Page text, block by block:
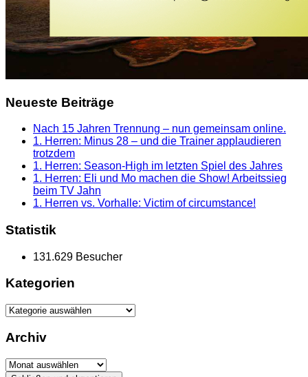
Neueste Beiträge
Nach 15 Jahren Trennung – nun gemeinsam online.
1. Herren: Minus 28 – und die Trainer applaudieren
trotzdem
1. Herren: Season-High im letzten Spiel des Jahres
1. Herren: Eli und Mo machen die Show! Arbeitssieg
beim TV Jahn
1. Herren vs. Vorhalle: Victim of circumstance!
Statistik
131.629 Besucher
Kategorien
Kategorien
Archiv
Archiv